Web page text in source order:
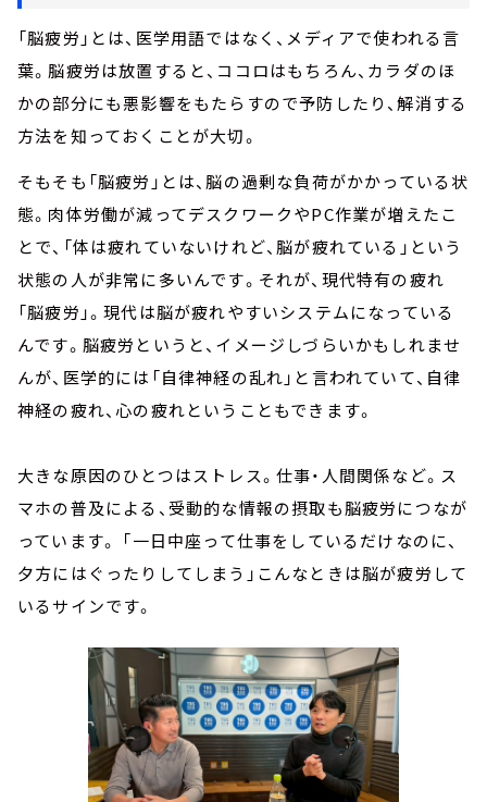
「脳疲労」とは、医学用語ではなく、メディアで使われる言
葉。脳疲労は放置すると、ココロはもちろん、カラダのほ
かの部分にも悪影響をもたらすので予防したり、解消する
方法を知っておくことが大切。
そもそも「脳疲労」とは、脳の過剰な負荷がかかっている状
態。肉体労働が減ってデスクワークやPC作業が増えたこ
とで、「体は疲れていないけれど、脳が疲れている」という
状態の人が非常に多いんです。それが、現代特有の疲れ
「脳疲労」。現代は脳が疲れやすいシステムになっている
んです。脳疲労というと、イメージしづらいかもしれませ
んが、医学的には「自律神経の乱れ」と言われていて、自律
神経の疲れ、心の疲れということもできます。
大きな原因のひとつはストレス。仕事・人間関係など。ス
マホの普及による、受動的な情報の摂取も脳疲労につなが
っています。 「一日中座って仕事をしているだけなのに、
夕方にはぐったりしてしまう」こんなときは脳が疲労して
いるサインです。